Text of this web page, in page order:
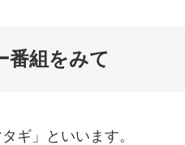
番組をみて
ギ」といいます。